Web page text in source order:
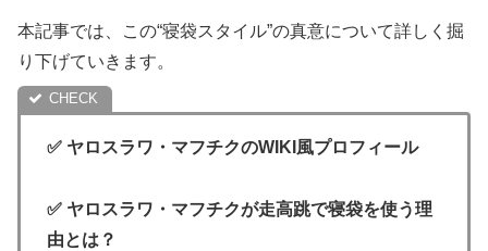
本記事では、この“寝袋スタイル”の真意について詳しく掘
り下げていきます。
✅ ヤロスラワ・マフチクのWIKI風プロフィール
✅ ヤロスラワ・マフチクが走高跳で寝袋を使う理
由とは？